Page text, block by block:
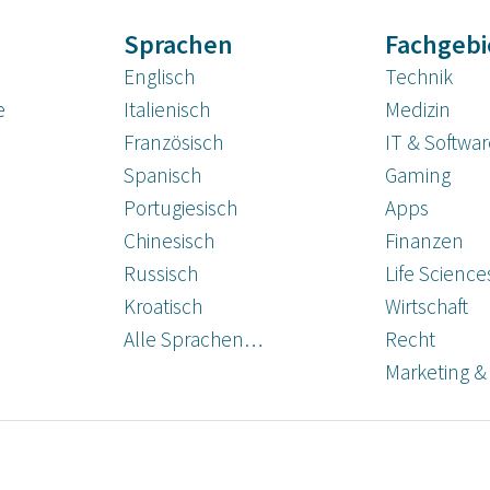
Sprachen
Englisch
Italienisch
Französisch
Spanisch
Portugiesisch
Chinesisch
Russisch
Kroatisch
Alle Sprachen…
Technik
Medizin
IT &
Gaming
Apps
Finanzen
Life
Wirtschaft
Recht
Marketing &